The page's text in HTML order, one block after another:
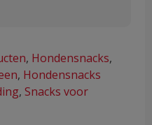
, Hondensnacks,
, Hondensnacks
,Snacks voor